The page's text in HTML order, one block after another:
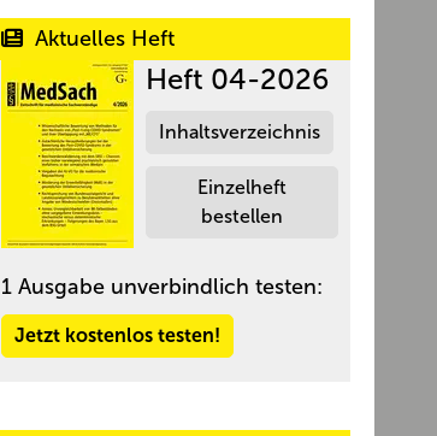
Aktuelles Heft
Heft 04-2026
Inhaltsverzeichnis
Einzelheft
bestellen
1 Ausgabe unverbindlich testen:
Jetzt kostenlos testen!